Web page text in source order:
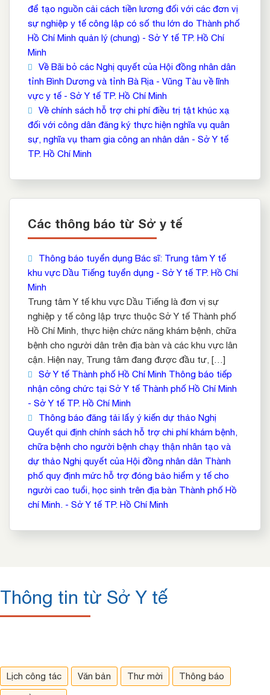
để tạo nguồn cải cách tiền lương đối với các đơn vị
sự nghiệp y tế công lập có số thu lớn do Thành phố
Hồ Chí Minh quản lý (chung) - Sở Y tế TP. Hồ Chí
Minh
Về Bãi bỏ các Nghị quyết của Hội đồng nhân dân
tỉnh Bình Dương và tỉnh Bà Rịa - Vũng Tàu về lĩnh
vực y tế - Sở Y tế TP. Hồ Chí Minh
Về chính sách hỗ trợ chi phí điều trị tật khúc xạ
đối với công dân đăng ký thực hiện nghĩa vụ quân
sự, nghĩa vụ tham gia công an nhân dân - Sở Y tế
TP. Hồ Chí Minh
Các thông báo từ Sở y tế
Thông báo tuyển dụng Bác sĩ: Trung tâm Y tế
khu vực Dầu Tiếng tuyển dụng - Sở Y tế TP. Hồ Chí
Minh
Trung tâm Y tế khu vực Dầu Tiếng là đơn vị sự
nghiệp y tế công lập trực thuộc Sở Y tế Thành phố
Hồ Chí Minh, thực hiện chức năng khám bệnh, chữa
bệnh cho người dân trên địa bàn và các khu vực lân
cận. Hiện nay, Trung tâm đang được đầu tư, […]
Sở Y tế Thành phố Hồ Chí Minh Thông báo tiếp
nhận công chức tại Sở Y tế Thành phố Hồ Chí Minh
- Sở Y tế TP. Hồ Chí Minh
Thông báo đăng tải lấy ý kiến dự thảo Nghị
Quyết qui định chính sách hỗ trợ chi phí khám bệnh,
chữa bệnh cho người bệnh chạy thận nhân tạo và
dự thảo Nghị quyết của Hội đồng nhân dân Thành
phố quy định mức hỗ trợ đóng bảo hiểm y tế cho
người cao tuổi, học sinh trên địa bàn Thành phố Hồ
chí Minh. - Sở Y tế TP. Hồ Chí Minh
Thông tin từ Sở Y tế
Lịch công tác Văn bản Thư mời Thông báo